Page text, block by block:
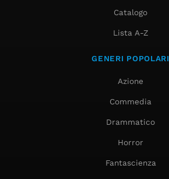
Catalogo
Lista A-Z
GENERI POPOLARI
Azione
Commedia
Drammatico
Horror
Fantascienza